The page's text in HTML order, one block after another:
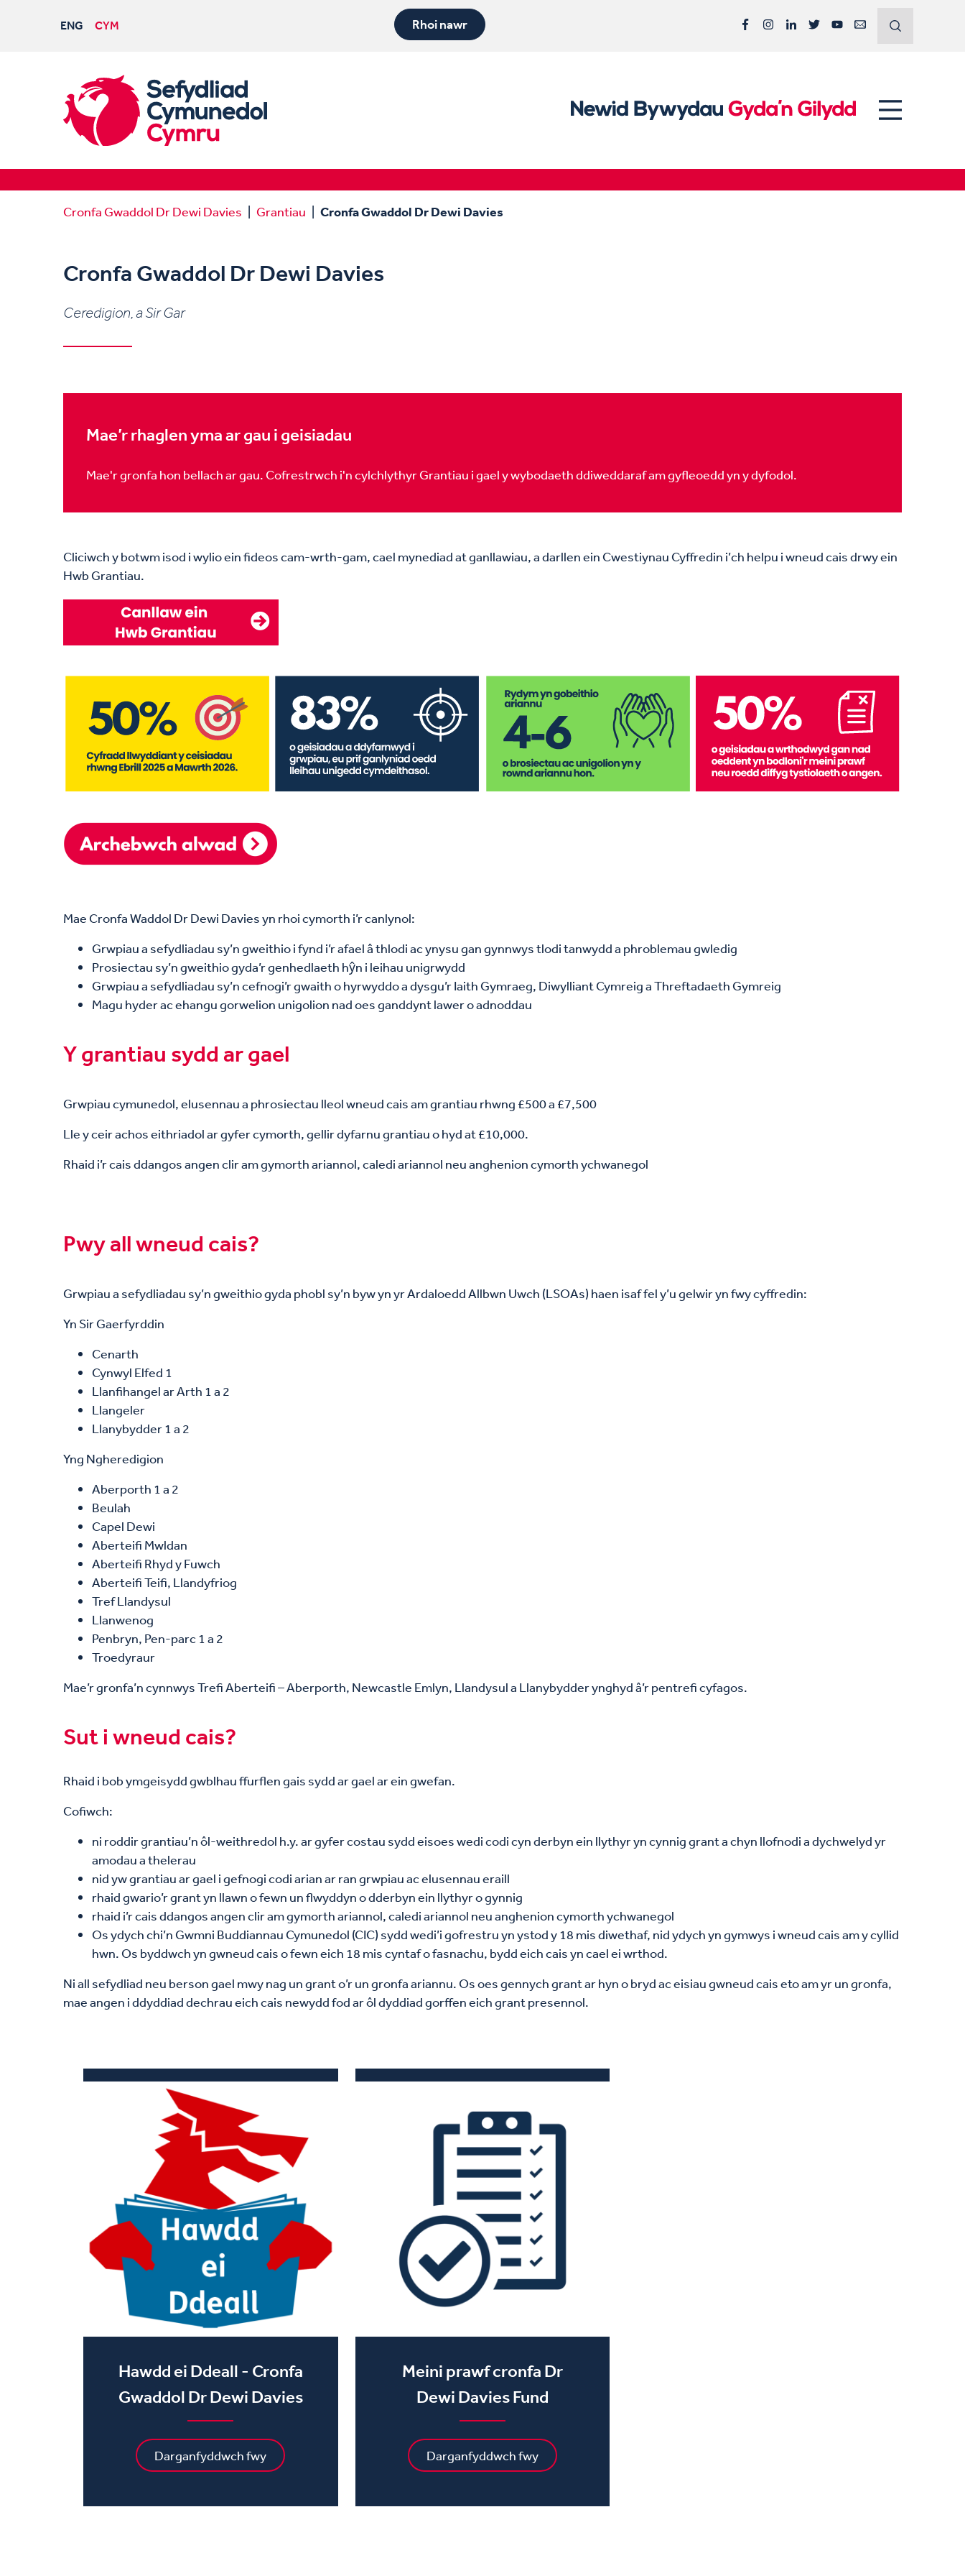
ENG CYM Rhoi nawr
Cronfa Gwaddol Dr Dewi Davies Grantiau Cronfa Gwaddol Dr Dewi Davies
Cronfa Gwaddol Dr Dewi Davies
Ceredigion, a Sir Gar
Mae’r rhaglen yma ar gau i geisiadau
Mae'r gronfa hon bellach ar gau. Cofrestrwch i'n cylchlythyr Grantiau i gael y wybodaeth ddiweddaraf am gyfleoedd yn y dyfodol.
Cliciwch y botwm isod i wylio ein fideos cam-wrth-gam, cael mynediad at ganllawiau, a darllen ein Cwestiynau Cyffredin i’ch helpu i wneud cais drwy ein
Hwb Grantiau.
Mae Cronfa Waddol Dr Dewi Davies yn rhoi cymorth i’r canlynol:
Grwpiau a sefydliadau sy’n gweithio i fynd i’r afael â thlodi ac ynysu gan gynnwys tlodi tanwydd a phroblemau gwledig
Prosiectau sy’n gweithio gyda’r genhedlaeth hŷn i leihau unigrwydd
Grwpiau a sefydliadau sy’n cefnogi’r gwaith o hyrwyddo a dysgu’r Iaith Gymraeg, Diwylliant Cymreig a Threftadaeth Gymreig
Magu hyder ac ehangu gorwelion unigolion nad oes ganddynt lawer o adnoddau
Y grantiau sydd ar gael
Grwpiau cymunedol, elusennau a phrosiectau lleol wneud cais am grantiau rhwng £500 a £7,500
Lle y ceir achos eithriadol ar gyfer cymorth, gellir dyfarnu grantiau o hyd at £10,000.
Rhaid i’r cais ddangos angen clir am gymorth ariannol, caledi ariannol neu anghenion cymorth ychwanegol
Pwy all wneud cais?
Grwpiau a sefydliadau sy’n gweithio gyda phobl sy’n byw yn yr Ardaloedd Allbwn Uwch (LSOAs) haen isaf fel y’u gelwir yn fwy cyffredin:
Yn Sir Gaerfyrddin
Cenarth
Cynwyl Elfed 1
Llanfihangel ar Arth 1 a 2
Llangeler
Llanybydder 1 a 2
Yng Ngheredigion
Aberporth 1 a 2
Beulah
Capel Dewi
Aberteifi Mwldan
Aberteifi Rhyd y Fuwch
Aberteifi Teifi, Llandyfriog
Tref Llandysul
Llanwenog
Penbryn, Pen-parc 1 a 2
Troedyraur
Mae’r gronfa’n cynnwys Trefi Aberteifi – Aberporth, Newcastle Emlyn, Llandysul a Llanybydder ynghyd â’r pentrefi cyfagos.
Sut i wneud cais?
Rhaid i bob ymgeisydd gwblhau ffurflen gais sydd ar gael ar ein gwefan.
Cofiwch:
ni roddir grantiau’n ôl-weithredol h.y. ar gyfer costau sydd eisoes wedi codi cyn derbyn ein llythyr yn cynnig grant a chyn llofnodi a dychwelyd yr
amodau a thelerau
nid yw grantiau ar gael i gefnogi codi arian ar ran grwpiau ac elusennau eraill
rhaid gwario’r grant yn llawn o fewn un flwyddyn o dderbyn ein llythyr o gynnig
rhaid i’r cais ddangos angen clir am gymorth ariannol, caledi ariannol neu anghenion cymorth ychwanegol
Os ydych chi’n Gwmni Buddiannau Cymunedol (CIC) sydd wedi’i gofrestru yn ystod y 18 mis diwethaf, nid ydych yn gymwys i wneud cais am y cyllid
hwn. Os byddwch yn gwneud cais o fewn eich 18 mis cyntaf o fasnachu, bydd eich cais yn cael ei wrthod.
Ni all sefydliad neu berson gael mwy nag un grant o’r un gronfa ariannu. Os oes gennych grant ar hyn o bryd ac eisiau gwneud cais eto am yr un gronfa,
mae angen i ddyddiad dechrau eich cais newydd fod ar ôl dyddiad gorffen eich grant presennol.
Hawdd ei Ddeall - Cronfa
Gwaddol Dr Dewi Davies
Darganfyddwch fwy
Meini prawf cronfa Dr
Dewi Davies Fund
Darganfyddwch fwy